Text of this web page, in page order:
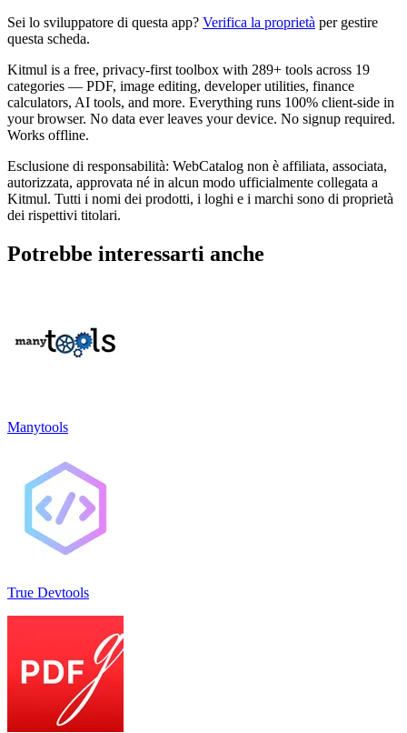
Sei lo sviluppatore di questa app? Verifica la proprietà per gestire
questa scheda.
Kitmul is a free, privacy-first toolbox with 289+ tools across 19
categories — PDF, image editing, developer utilities, finance
calculators, AI tools, and more. Everything runs 100% client-side in
your browser. No data ever leaves your device. No signup required.
Works offline.
Esclusione di responsabilità: WebCatalog non è affiliata, associata,
autorizzata, approvata né in alcun modo ufficialmente collegata a
Kitmul. Tutti i nomi dei prodotti, i loghi e i marchi sono di proprietà
dei rispettivi titolari.
Potrebbe interessarti anche
Manytools
True Devtools